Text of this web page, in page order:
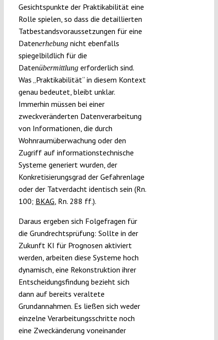
Gesichtspunkte der Praktikabilität eine
Rolle spielen, so dass die detaillierten
Tatbestandsvoraussetzungen für eine
Datenerhebung nicht ebenfalls
spiegelbildlich für die
Datenübermittlungerforderlich sind.
Was „Praktikabilität“ in diesem Kontext
genau bedeutet, bleibt unklar.
Immerhin müssen bei einer
zweckveränderten Datenverarbeitung
von Informationen, die durch
Wohnraumüberwachung oder den
Zugriff auf informationstechnische
Systeme generiert wurden, der
Konkretisierungsgrad der Gefahrenlage
oder der Tatverdacht identisch sein (Rn.
100; BKAG , Rn. 288 ff.).
Daraus ergeben sich Folgefragen für
die Grundrechtsprüfung: Sollte in der
Zukunft KI für Prognosen aktiviert
werden, arbeiten diese Systeme hoch
dynamisch, eine Rekonstruktion ihrer
Entscheidungsfindung bezieht sich
dann auf bereits veraltete
Grundannahmen. Es ließen sich weder
einzelne Verarbeitungsschritte noch
eine Zweckänderung voneinander